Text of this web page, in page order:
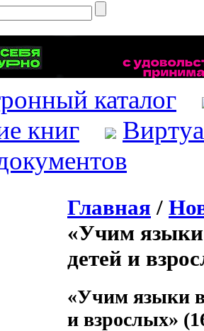
каталог
книг
Главная /
«Учим языки
детей и
«Учим языки
и взрослых»